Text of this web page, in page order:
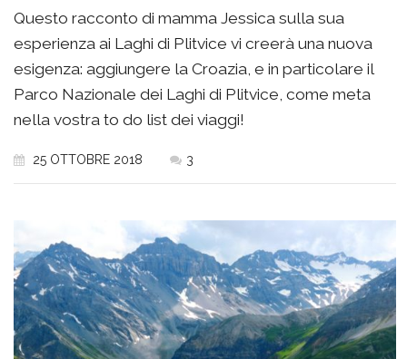
Questo racconto di mamma Jessica sulla sua
esperienza ai Laghi di Plitvice vi creerà una nuova
esigenza: aggiungere la Croazia, e in particolare il
Parco Nazionale dei Laghi di Plitvice, come meta
nella vostra to do list dei viaggi!
25 OTTOBRE 2018 3